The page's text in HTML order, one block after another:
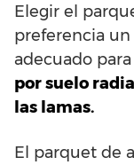
Elegir el
preferencia un
adecuado
por suelo
las lamas.
El parquet de